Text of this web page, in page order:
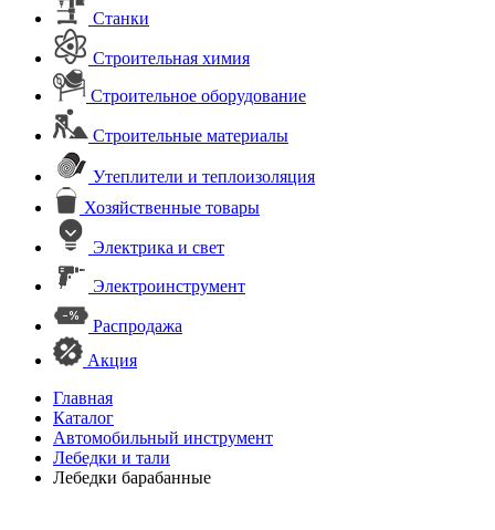
Станки
Строительная химия
Строительное оборудование
Строительные материалы
Утеплители и теплоизоляция
Хозяйственные товары
Электрика и свет
Электроинструмент
Распродажа
Акция
Главная
Каталог
Автомобильный инструмент
Лебедки и тали
Лебедки барабанные